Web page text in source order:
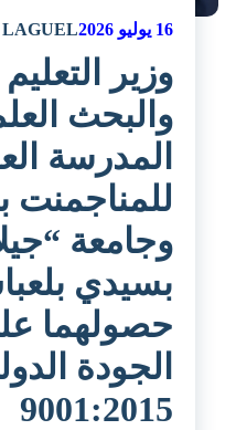
16يوليو 2026 LAGUEL
وزير التعليم
والبحث
المدرسة
للمناجمنت
وجامعة
بسيدي
حصولهما
9001:2015